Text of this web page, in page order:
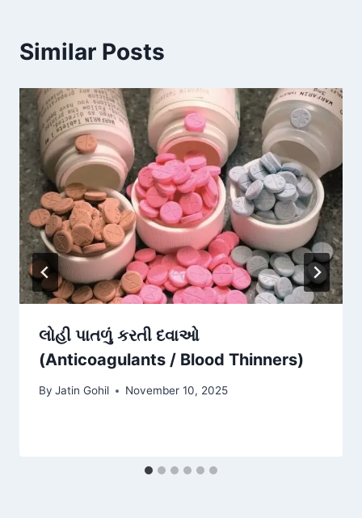
Similar Posts
લોહી પાતળું કરતી દવાઓ
(Anticoagulants / Blood Thinners)
By Jatin Gohil November 10, 2025